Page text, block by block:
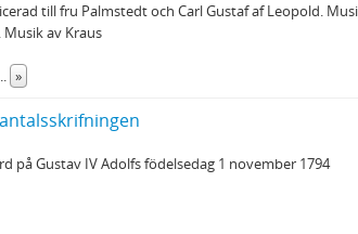
till fru Palmstedt och Carl Gustaf af Leopold.
av Kraus
»
på Gustav IV Adolfs födelsedag 1 november 1794